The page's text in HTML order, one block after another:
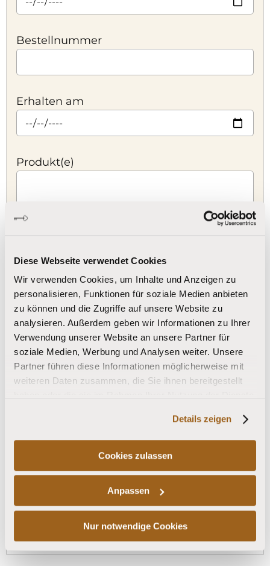
Diese Webseite verwendet Cookies
Wir verwenden Cookies, um Inhalte und Anzeigen zu
personalisieren, Funktionen für soziale Medien anbieten
zu können und die Zugriffe auf unsere Website zu
analysieren. Außerdem geben wir Informationen zu Ihrer
Verwendung unserer Website an unsere Partner für
soziale Medien, Werbung und Analysen weiter. Unsere
Partner führen diese Informationen möglicherweise mit
weiteren Daten zusammen, die Sie ihnen bereitgestellt
Details zeigen
Cookies zulassen
Anpassen
Nur notwendige Cookies
Bestellnummer
Erhalten am
Produkt(e)
Ihre Nachricht
Ich akzeptiere die
Datenschutzvereinbarungund erkläre
Widerruf bestätigen
zur Startseite